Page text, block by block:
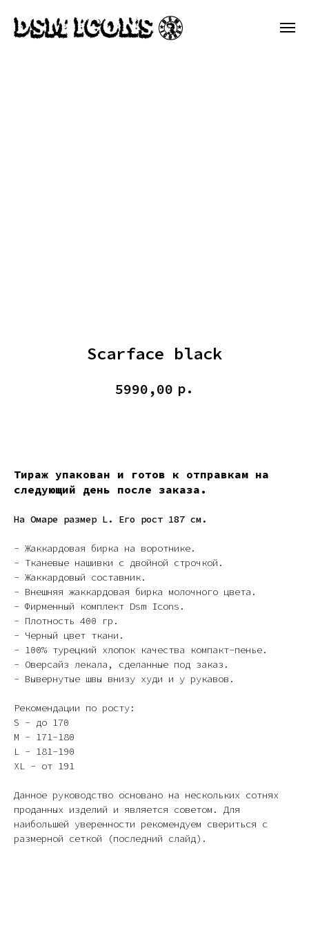
Scarface black
5990,00 р.
Тираж упакован и готов к отправкам на
следующий день после заказа.
На Омаре размер L. Его рост 187 см.
- Жаккардовая бирка на воротнике.
- Тканевые нашивки с двойной строчкой.
- Жаккардовый составник.
- Внешняя жаккардовая бирка молочного цвета.
- Фирменный комплект Dsm Icons.
- Плотность 400 гр.
- Черный цвет ткани.
- 100% турецкий хлопок качества компакт-пенье.
- Оверсайз лекала, сделанные под заказ.
- Вывернутые швы внизу худи и у рукавов.
Рекомендации по росту:
S - до 170
M - 171-180
L - 181-190
XL - от 191
Данное руководство основано на нескольких сотнях
проданных изделий и является советом. Для
наибольшей уверенности рекомендуем свериться с
размерной сеткой (последний слайд).